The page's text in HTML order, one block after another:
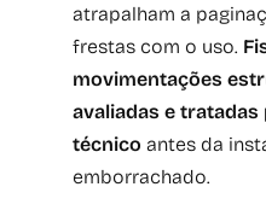
atrapalham a
frestas com o uso.
movimentações
avaliadas e
técnico antes da
emborrachado.